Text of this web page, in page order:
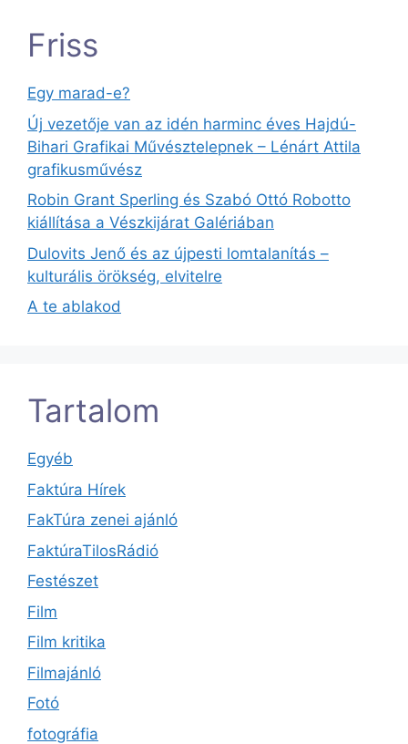
Friss
Egy marad-e?
Új vezetője van az idén harminc éves Hajdú-
Bihari Grafikai Művésztelepnek – Lénárt Attila
grafikusművész
Robin Grant Sperling és Szabó Ottó Robotto
kiállítása a Vészkijárat Galériában
Dulovits Jenő és az újpesti lomtalanítás –
kulturális örökség, elvitelre
A te ablakod
Tartalom
Egyéb
Faktúra Hírek
FakTúra zenei ajánló
FaktúraTilosRádió
Festészet
Film
Film kritika
Filmajánló
Fotó
fotográfia